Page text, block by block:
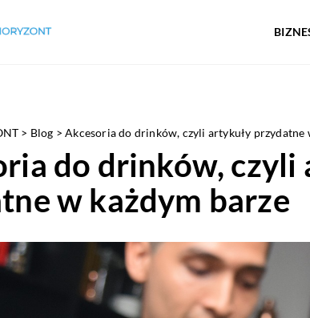
> Blog >Akcesoria do drinków, czyli artykuły przydatne
do drinków, czyli
w każdym barze